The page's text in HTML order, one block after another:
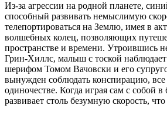
Из-за агрессии на родной планете,
способный развивать немыслимую
телепортироваться на Землю, имея в
волшебных колец, позволяющих
пространстве и времени. Утроившись
Грин-Хиллс, малыш с тоской
шерифом Томом Вачовски и его
вынужден соблюдать конспирацию, все
одиночестве. Когда играя сам с собой в
развивает столь безумную скорость, что